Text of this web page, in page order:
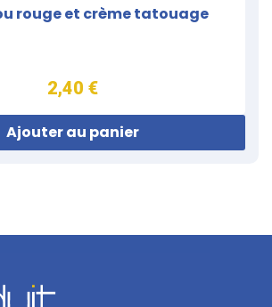
rouge et crème tatouage
2,40 €
Ajouter au panier